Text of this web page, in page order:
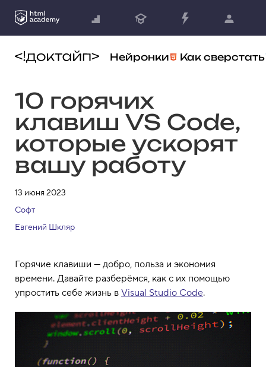
Нейронки Как сверстать
10 горячих
клавиш VS Code,
которые ускорят
вашу работу
13 июня 2023
Софт
Евгений Шкляр
Горячие клавиши — добро, польза и экономия
времени. Давайте разберёмся, как с их помощью
упростить себе жизнь в Visual Studio Code.